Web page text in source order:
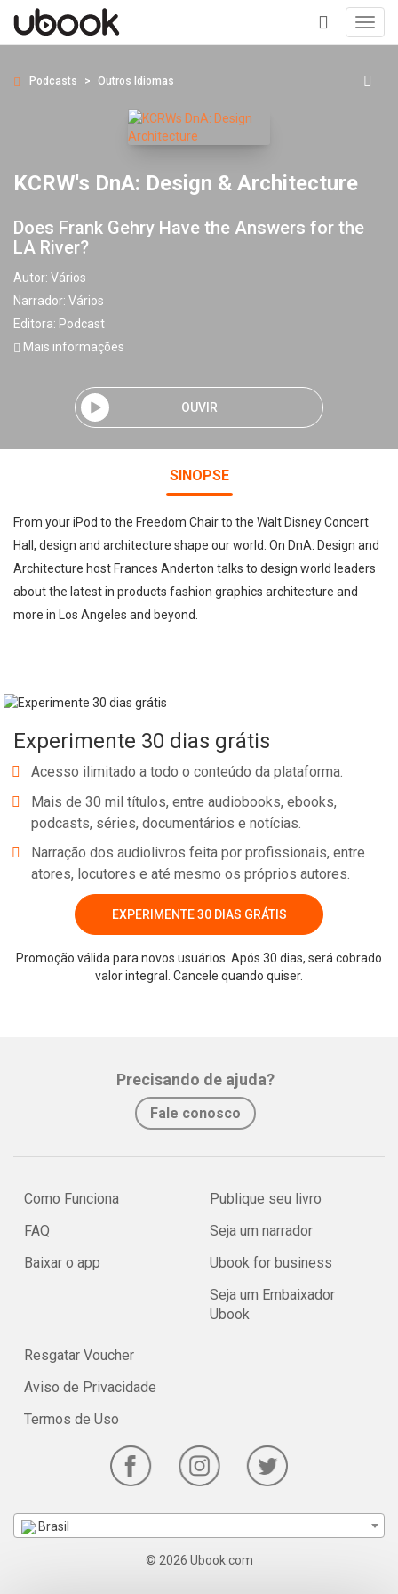
+
Podcasts Outros Idiomas
KCRW's DnA: Design & Architecture
Does Frank Gehry Have the Answers for the
LA River?
Autor: Vários
Narrador: Vários
Editora: Podcast
Mais informações
OUVIR
SINOPSE
From your iPod to the Freedom Chair to the Walt Disney Concert
Hall, design and architecture shape our world. On DnA: Design and
Architecture host Frances Anderton talks to design world leaders
about the latest in products fashion graphics architecture and
more in Los Angeles and beyond.
Experimente 30 dias grátis
Acesso ilimitado a todo o conteúdo da plataforma.
Mais de 30 mil títulos, entre audiobooks, ebooks,
podcasts, séries, documentários e notícias.
Narração dos audiolivros feita por profissionais, entre
atores, locutores e até mesmo os próprios autores.
EXPERIMENTE 30 DIAS GRÁTIS
Promoção válida para novos usuários. Após 30 dias, será cobrado
valor integral. Cancele quando quiser.
Precisando de ajuda?
Fale conosco
Como Funciona
FAQ
Baixar o app
Publique seu livro
Seja um narrador
Ubook for business
Seja um Embaixador
Ubook
Resgatar Voucher
Aviso de Privacidade
Termos de Uso
Brasil
© 2026 Ubook.com